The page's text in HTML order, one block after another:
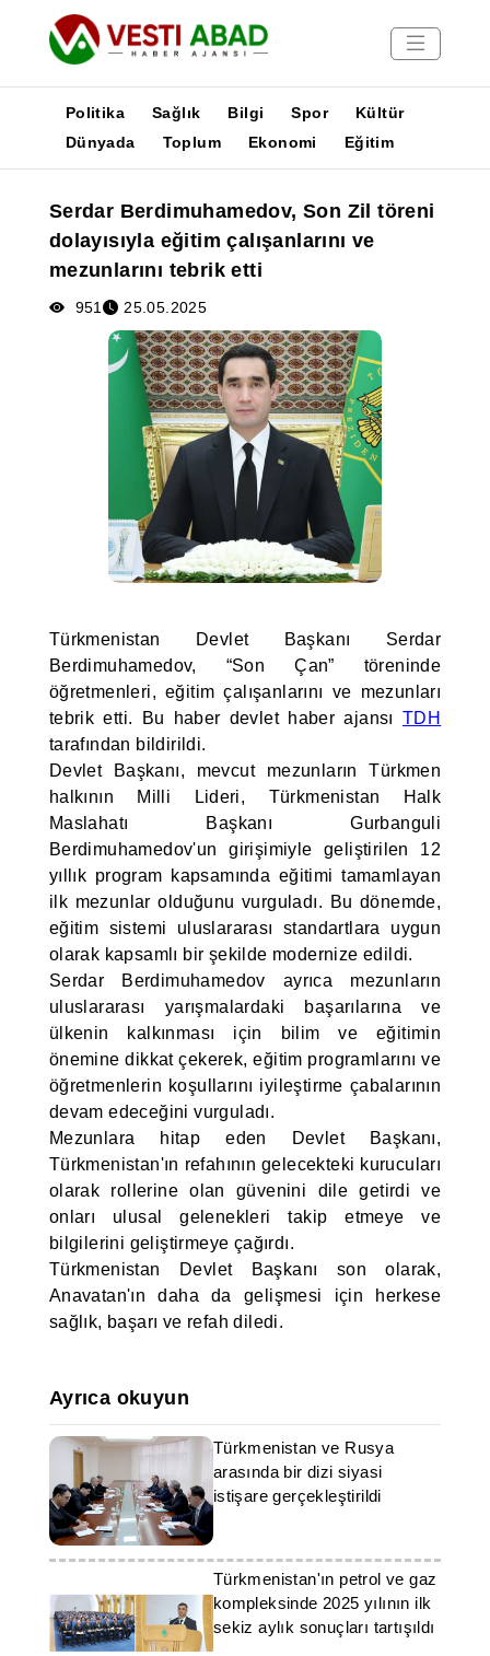
Yayınlar
Medya
Poster
Politika Sağlık Bilgi Spor
Kültür
Dünyada
Toplum Ekonomi Eğitim
Serdar Berdimuhamedov, Son Zil töreni
dolayısıyla eğitim çalışanlarını ve
mezunlarını tebrik etti
951 25.05.2025
Türkmenistan Devlet Başkanı Serdar
Berdimuhamedov, “Son Çan” töreninde
öğretmenleri, eğitim çalışanlarını ve mezunları
tebrik etti. Bu haber devlet haber ajansı TDH
tarafından bildirildi.
Devlet Başkanı, mevcut mezunların Türkmen
halkının Milli Lideri, Türkmenistan Halk
Maslahatı Başkanı Gurbanguli
Berdimuhamedov'un girişimiyle geliştirilen 12
yıllık program kapsamında eğitimi tamamlayan
ilk mezunlar olduğunu vurguladı. Bu dönemde,
eğitim sistemi uluslararası standartlara uygun
olarak kapsamlı bir şekilde modernize edildi.
Serdar Berdimuhamedov ayrıca mezunların
uluslararası yarışmalardaki başarılarına ve
ülkenin kalkınması için bilim ve eğitimin
önemine dikkat çekerek, eğitim programlarını ve
öğretmenlerin koşullarını iyileştirme çabalarının
devam edeceğini vurguladı.
Mezunlara hitap eden Devlet Başkanı,
Türkmenistan'ın refahının gelecekteki kurucuları
olarak rollerine olan güvenini dile getirdi ve
onları ulusal gelenekleri takip etmeye ve
bilgilerini geliştirmeye çağırdı.
Türkmenistan Devlet Başkanı son olarak,
Anavatan'ın daha da gelişmesi için herkese
sağlık, başarı ve refah diledi.
Ayrıca okuyun
Türkmenistan ve Rusya
arasında bir dizi siyasi
istişare gerçekleştirildi
Türkmenistan'ın petrol ve gaz
kompleksinde 2025 yılının ilk
sekiz aylık sonuçları tartışıldı